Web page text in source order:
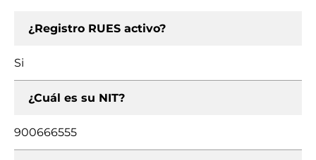
¿Registro RUES activo?
Si
¿Cuál es su NIT?
900666555